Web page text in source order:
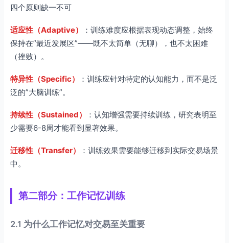
四个原则缺一不可
适应性（Adaptive）
：训练难度应根据表现动态调整，始终
保持在”最近发展区”——既不太简单（无聊），也不太困难
（挫败）。
特异性（Specific）
：训练应针对特定的认知能力，而不是泛
泛的”大脑训练”。
持续性（Sustained）
：认知增强需要持续训练，研究表明至
少需要6-8周才能看到显著效果。
迁移性（Transfer）
：训练效果需要能够迁移到实际交易场景
中。
第二部分：工作记忆训练
2.1 为什么工作记忆对交易至关重要